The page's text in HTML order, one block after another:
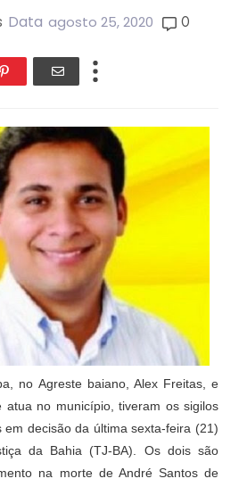
Data agosto 25, 2020 0
no Agreste baiano, Alex Freitas, e
atua no município, tiveram os sigilos
em decisão da última sexta-feira (21)
da Bahia (TJ-BA). Os dois são
na morte de André Santos de